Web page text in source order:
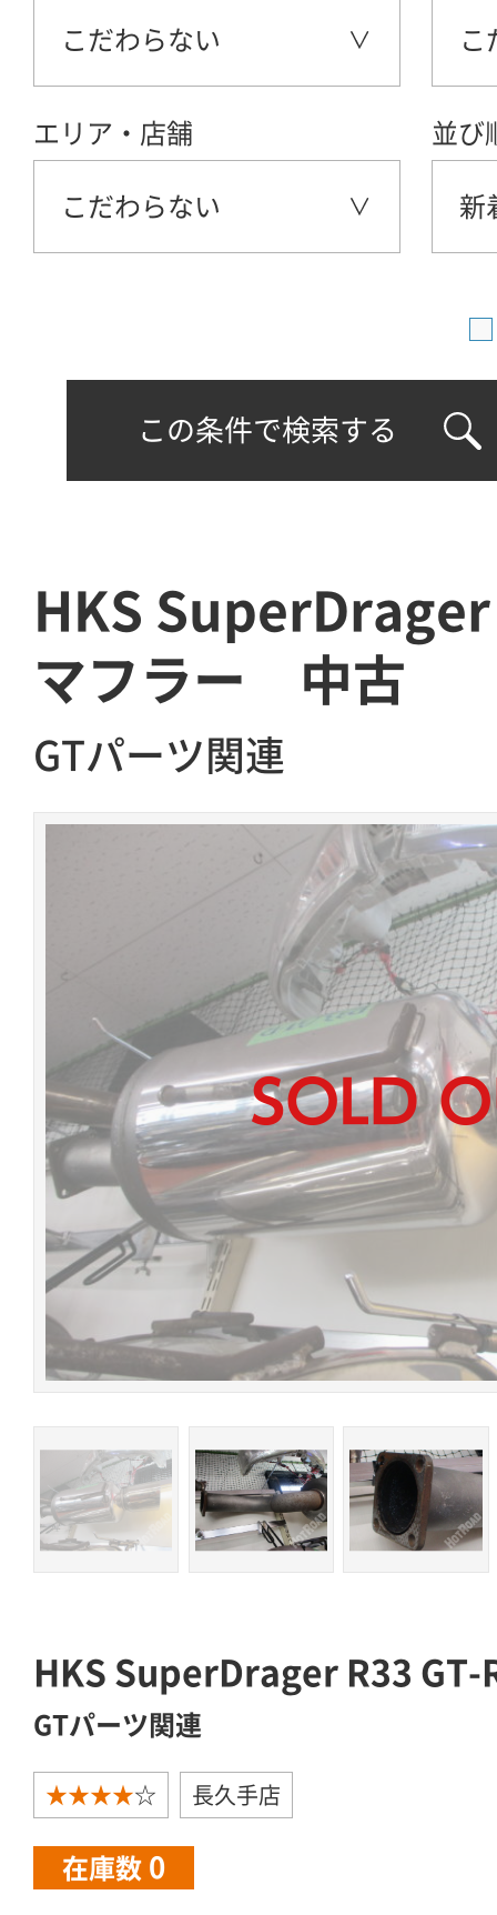
こだわらない こ
エリア・店舗
こだわらない
並び
新
この条件で検索する
HKS
マフラー 中古
GTパーツ関連
HKS SuperDrager R33
GTパーツ関連
★★★★☆ 長久手店
在庫数 0